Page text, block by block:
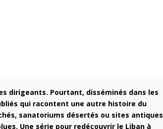
dirigeants. Pourtant, disséminés dans les
qui racontent une autre histoire du
sanatoriums désertés ou sites antiques
Une série pour redécouvrir le Liban à